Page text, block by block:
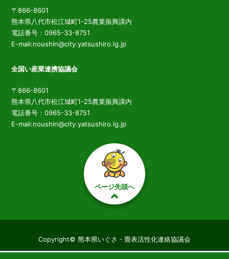
〒866-8601
熊本県八代市松江城町1-25農業振興課内
電話番号：0965-33-8751
E-mail:noushin@city.yatsushiro.lg.jp
全国い産業連携協議会
〒866-8601
熊本県八代市松江城町1-25農業振興課内
電話番号：0965-33-8751
E-mail:noushin@city.yatsushiro.lg.jp
ページ先頭へ
Copyright© 熊本県いぐさ・畳表活性化連絡協議会
All right reserved.